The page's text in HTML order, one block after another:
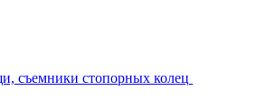
съемники стопорных колец